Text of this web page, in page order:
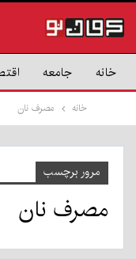
خانه جامعه
خانه مصرف نان
مرور برچسب
مصرف نان